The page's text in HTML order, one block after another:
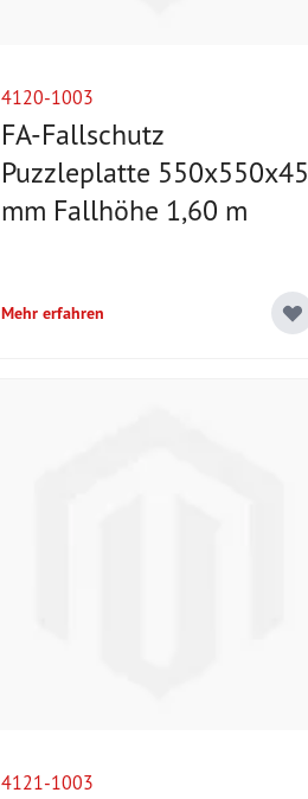
4120-1003
FA-Fallschutz
Puzzleplatte 550x550x45
mm Fallhöhe 1,60 m
Mehr erfahren
4121-1003